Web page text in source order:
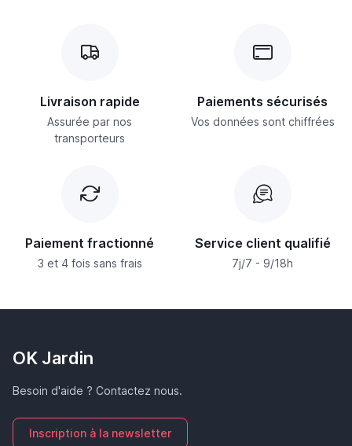
Livraison rapide
Assurée par nos
transporteurs
Paiements sécurisés
Vos données sont chiffrées
Paiement fractionné
3 et 4 fois sans frais
Service client qualifié
7j/7 - 9/18h
OK Jardin
Besoin d'aide ? Contactez nous.
Inscription à la newsletter